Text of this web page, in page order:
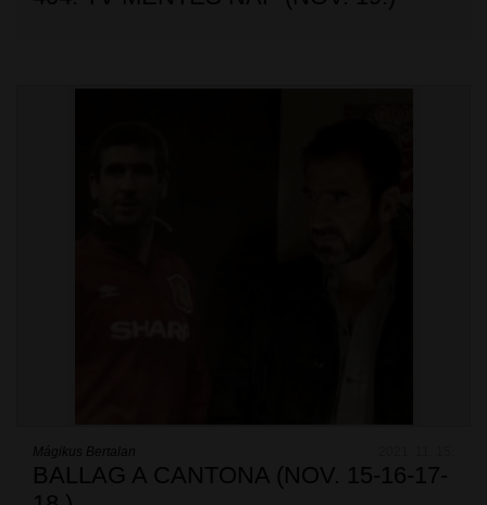
Mágikus Bertalan
BALLAG A CANTONA (NOV. 15-16-17-